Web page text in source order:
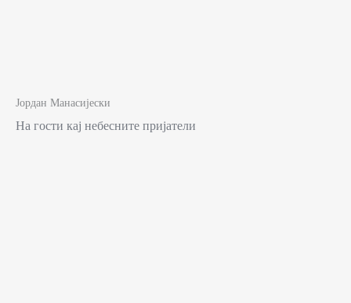
Јордан Манасијески
На гости кај небесните пријатели